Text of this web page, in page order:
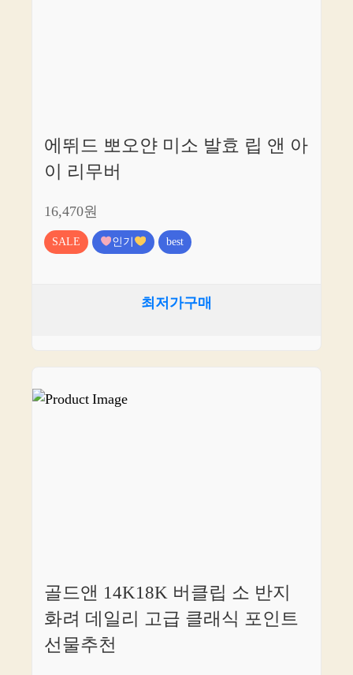
에뛰드 뽀오얀 미소 발효 립 앤 아
이 리무버
16,470원
SALE 인기 best
최저가구매
골드앤 14K18K 버클립 소 반지
화려 데일리 고급 클래식 포인트
선물추천